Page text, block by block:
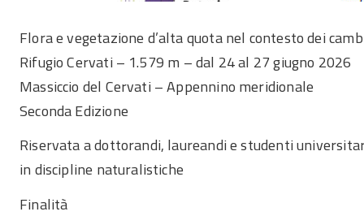
Flora e vegetazione d’alta quota nel contesto dei
Rifugio Cervati – 1.579 m – dal 24 al 27 giugno 2026
Massiccio del Cervati – Appennino meridionale
Seconda Edizione
Riservata a dottorandi, laureandi e studenti
in discipline naturalistiche
Finalità